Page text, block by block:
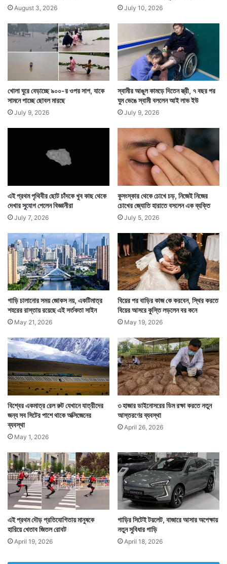
কিন্তু পরে উচ্চশিক্ষার জন্য বা কাজের সন্ধান করতে বহু মানুষ
গ্রাম থেকে শহরে আসেন। তাঁরা মূলত চিনের রাজধানী বেজিং-এ
এসে থাকার জায়গা খুঁজতে থাকেন। কিন্তু কিছু নির্দিষ্ট সময়ের জন্য
বা বিশেষ কাজে গ্রাম থেকে আসা মানুষের পক্ষে বেশি টাকা ভাড়া
দিয়ে ঘর নেওয়া সম্ভব ছিলনা।
তখন আবার নতুন করে মাটির তলার পরিত্যক্ত ঘরগুলোর খোঁজ
পড়ে। শহরের ব্যয়বহুল বাসস্থানের সামর্থ্য না থাকা মানুষগুলি সেই
ঘরগুলোই কম ভাড়ায় নিতে থাকেন। ২০১০ সালের শেষের দিকে
চিনা সংবাদমাধ্যম এঁদের ‘দ্যা র‍্যাট ট্রাইব’ বা ইঁদুর উপজাতি বলে
অভিহিত করে।
২০১৫ সালের হিসাবে প্রায় ১ লক্ষ ২০ হাজারের মত মানুষকে
খোঁ
জ
গ্য
ক্তি
র
ট
নি
শ্চি
August 3, 2026 July 10, 2026
খোলা ঘুরে বেড়াচ্ছে ৯০০-র ওপর সাপ, যাকে
সামনে পাচ্ছে ছোবল মারছে
July 9, 2026
স্বামীর আঙুল কামড়ে দিতেন স্ত্রী, ৭ বছর পর
ঘুম ভেঙে স্বামী বললেন আই লাভ ইউ
July 9, 2026
এই প্রথম পৃথিবীর ছোট চাঁদকে খুব কাছ থেকে
দেখার সুযোগ পেলেন বিজ্ঞানীরা
July 7, 2026
কুসংস্কার থেকে চোখে চড়, নিজেই নিজের
চোখের জ্যোতি হারাতে বসলেন এক ব্যক্তি
July 5, 2026
গাড়ি চালানোর সময় জোকস নয়, একটিমাত্র
শহরের রাস্তায় রয়েছে এই সর্তকতা সাইন
May 21, 2026
বিয়ের পর বাড়ির কাজ কে করবেন, স্থির করতে
বিয়ের আসরে কুস্তি লড়লেন বর কনে
May 19, 2026
বিশ্বের একমাত্র রেল রুট যেখানে যাত্রীদের
জন্য সব সিটের পাশে থাকে অক্সিজেনের
ব্যবস্থা
May 1, 2026
৩ হাজার ডাইনোসরের ডিম রক্ষা করতে নতুন
আস্তরণের ব্যবস্থা
April 26, 2026
এই প্রথম দৌড় প্রতিযোগিতায় মানুষকে
হারিয়ে খেতাব জিতল রোবট
April 19, 2026
গাড়ির সিটেই টয়লেট, বাজারে আসার অপেক্ষায়
নতুন সুবিধার গাড়ি
April 18, 2026